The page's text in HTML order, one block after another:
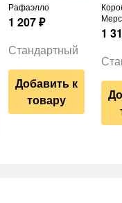
Рафаэлло
1 207₽
Стандартный
Добавить к
товару
Коробка конфет
1